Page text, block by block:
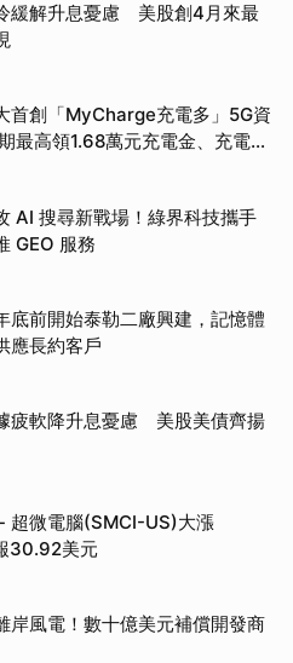
緩解升息憂慮 美股創4月來最
首創「MyCharge充電多」5G資
最高領1.68萬元充電金、充電最
AI 搜尋新戰場！綠界科技攜手
GEO 服務
底前開始泰勒二廠興建，記憶體
應長約客戶
疲軟降升息憂慮 美股美債齊揚
超微電腦(SMCI-US)大漲
30.92美元
岸風電！數十億美元補償開發商